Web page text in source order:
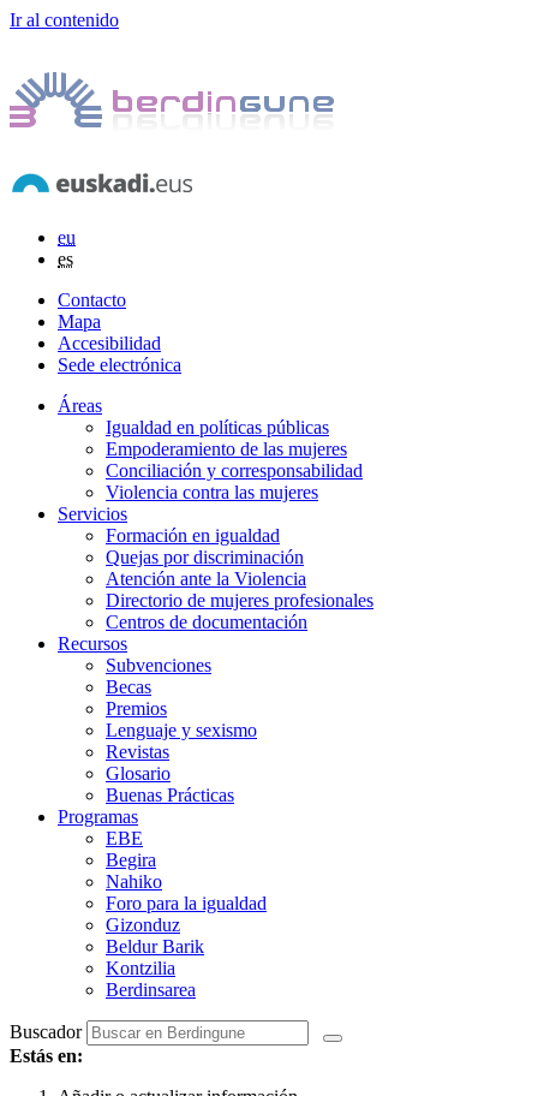
Ir al contenido
eu
es
Contacto
Mapa
Accesibilidad
Sede electrónica
Áreas
Igualdad en políticas públicas
Empoderamiento de las mujeres
Conciliación y corresponsabilidad
Violencia contra las mujeres
Servicios
Formación en igualdad
Quejas por discriminación
Atención ante la Violencia
Directorio de mujeres profesionales
Centros de documentación
Recursos
Subvenciones
Becas
Premios
Lenguaje y sexismo
Revistas
Glosario
Buenas Prácticas
Programas
EBE
Begira
Nahiko
Foro para la igualdad
Gizonduz
Beldur Barik
Kontzilia
Berdinsarea
Buscador
Estás en: